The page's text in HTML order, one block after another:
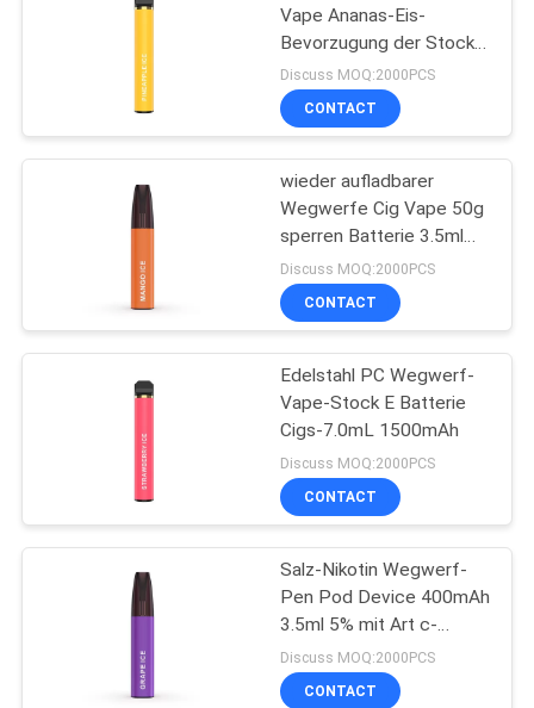
PRIVACY
POLICY
Flacher
Wegwerfvape Pen
Pod
Elektronische
Wegwerfzigarette
16
Nachfüllbare
elektronische
11
Vape Ananas-Eis-
Bevorzugung der Stock-
Hülsen-7.0ml
Discuss MOQ:2000PCS
CONTACT
wieder aufladbarer
Wegwerfe Cig Vape 50g
sperren Batterie 3.5ml
400mAh ein
Discuss MOQ:2000PCS
CONTACT
Edelstahl PC Wegwerf-
Vape-Stock E Batterie
Cigs-7.0mL 1500mAh
Discuss MOQ:2000PCS
CONTACT
Salz-Nikotin Wegwerf-
Pen Pod Device 400mAh
3.5ml 5% mit Art c-
Ladegerät
Discuss MOQ:2000PCS
CONTACT